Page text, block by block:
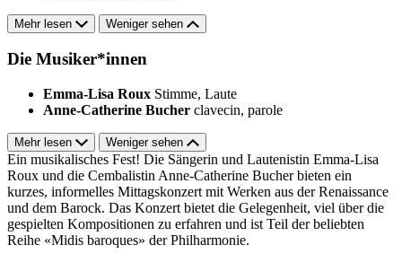
Mehr lesen Weniger sehen
Die Musiker*innen
Emma-Lisa Roux Stimme, Laute
Anne-Catherine Bucher clavecin, parole
Mehr lesen Weniger sehen
Ein musikalisches Fest! Die Sängerin und Lautenistin Emma-Lisa
Roux und die Cembalistin Anne-Catherine Bucher bieten ein
kurzes, informelles Mittagskonzert mit Werken aus der Renaissance
und dem Barock. Das Konzert bietet die Gelegenheit, viel über die
gespielten Kompositionen zu erfahren und ist Teil der beliebten
Reihe «Midis baroques» der Philharmonie.